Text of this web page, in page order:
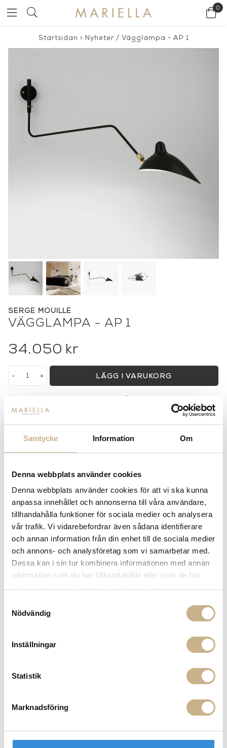
Samtycke Information Om
Denna webbplats använder cookies
Denna webbplats använder cookies för att vi ska kunna
anpassa innehållet och annonserna till våra användare,
tillhandahålla funktioner för sociala medier och analysera
vår trafik. Vi vidarebefordrar även sådana identifierare
och annan information från din enhet till de sociala medier
och annons- och analysföretag som vi samarbetar med.
Dessa kan i sin tur kombinera informationen med annan
information som du har tillhandahållit eller som de har
Nödvändig
Inställningar
Statistik
Marknadsföring
0
Startsidan > Nyheter/ Vägglampa - AP 1
SERGE MOUILLE
VÄGGLAMPA - AP 1
34.050 kr
+
- LÄGG I VARUKORG
14 dagars returrätt på lagervaror.
Leverans inom 3-5 arbetsdagar på lagervaror
Få10% välkomstrabatt
när du registrerar dig för vårt
900:- i frakt vid köp av större möbler
FRÅGA OSS OM PRODUKTEN
BESKRIVNING
SPECIFIKATIONER
PRODUKTVARIANTER
Golvlampa - L3B Vägglampa - AP 2